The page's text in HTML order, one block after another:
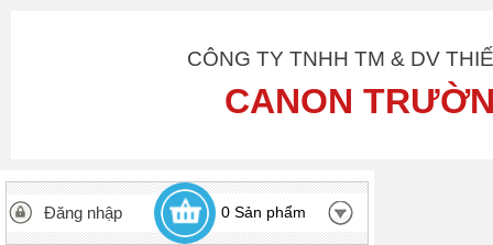
CÔNG TY TNHH TM & DV
CANON
Đăng nhập 0 Sản phẩm